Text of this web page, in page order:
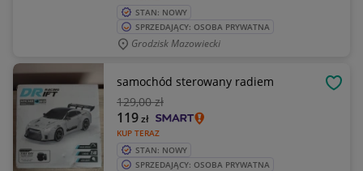
STAN: NOWY
SPRZEDAJĄCY: OSOBA PRYWATNA
Grodzisk Mazowiecki
samochód sterowany radiem
129,00 zł
KUP TERAZ
119zł
STAN: NOWY
SPRZEDAJĄCY: OSOBA PRYWATNA